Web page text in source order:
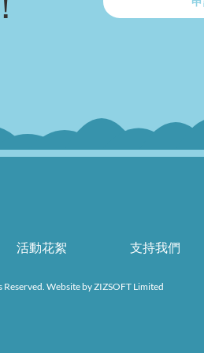
活動花絮 支持我們
Website byZIZSOFT Limited